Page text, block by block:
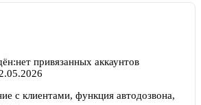
нет привязанных аккаунтов
с клиентами, функция автодозвона,